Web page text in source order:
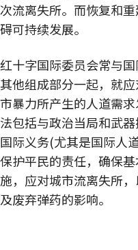
流离失所。而恢复和
可持续发展。
十字国际委员会常与
他组成部分一起，就
暴力所产生的人道需
包括与政治当局和武
际义务(尤其是国际人
护平民的责任，确保
，应对城市流离失所
废弃弹药的影响。